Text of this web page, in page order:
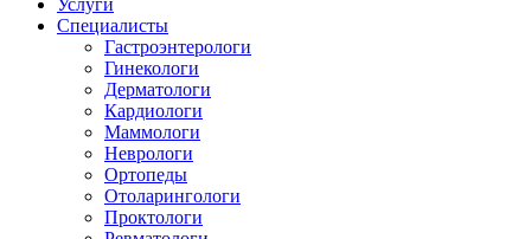
Услуги
Специалисты
Гастроэнтерологи
Гинекологи
Дерматологи
Кардиологи
Маммологи
Неврологи
Ортопеды
Отоларингологи
Проктологи